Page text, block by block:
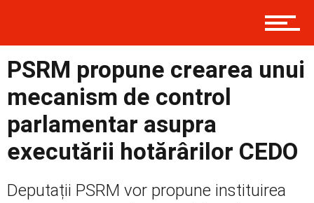
Politică
PSRM propune crearea unui
mecanism de control
parlamentar asupra
executării hotărârilor CEDO
Deputații PSRM vor propune instituirea